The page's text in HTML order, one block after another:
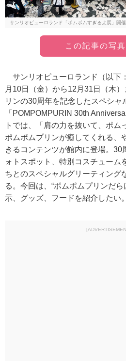
サンリオピューロランド「ポムポムすぎるよ展」開
この記事の写
サンリオピューロランド（以下
月10日（金）から12月31日（木
リンの30周年を記念したスペシャ
「POMPOMPURIN 30th
トでは、「肩の力を抜いて、ポム
ポムポムプリンが癒してくれる、
きるコンテンツが館内に登場。30
ォトスポット、特別コスチューム
ちとのスペシャルグリーティング
る。今回は、“ポムポムプリンだ
示、グッズ、フードを紹介したい。